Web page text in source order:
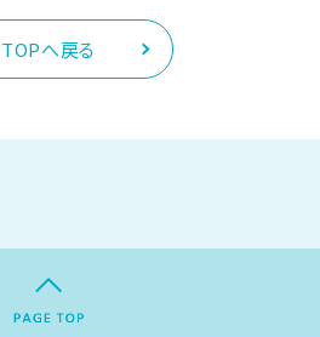
TOPへ戻る